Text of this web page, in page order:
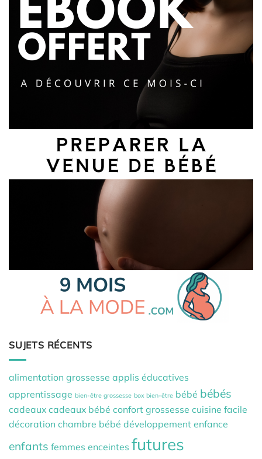
SUJETS RÉCENTS
alimentation grossesse applis éducatives
apprentissage bien-être grossesse box bien-être bébé bébés
cadeaux cadeaux bébé confort grossesse cuisine facile
décoration chambre bébé développement enfance
enfants femmes enceintes futures